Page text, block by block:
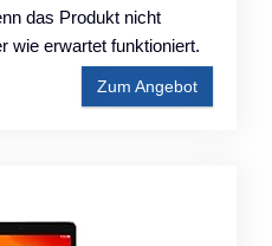
das Produkt nicht
wie erwartet funktioniert.
Zum Angebot